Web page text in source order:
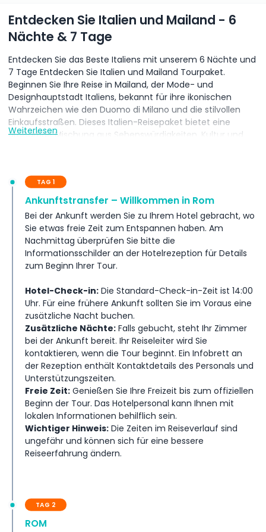
Entdecken Sie Italien und Mailand - 6
Nächte & 7 Tage
Entdecken Sie das Beste Italiens mit unserem 6 Nächte und
7 Tage Entdecken Sie Italien und Mailand Tourpaket.
Beginnen Sie Ihre Reise in Mailand, der Mode- und
Designhauptstadt Italiens, bekannt für ihre ikonischen
Wahrzeichen wie den Duomo di Milano und die stilvollen
Einkaufsstraßen. Dieses Italien-Reisepaket bietet eine
großartige Mischung aus Sehenswürdigkeiten, Kultur und
reiche Geschichte und Kunst, für die Italien berühmt ist.
Vom modernen Charme Mailands bis zur klassischen
Schönheit anderer italienischer Reiseziele ist diese 7-tägige
Italienrundreise perfekt für alle, die die Highlights des Landes
in einer Reise entdecken möchten. Dieses Italien- und
Mailand-Tourpaket ist ideal für Paare, Familien oder
Alleinreisende, die eine ausgewogene Reiseroute und ein
unvergessliches Erlebnis in Italien suchen. Buchen Sie jetzt
und genießen Sie das Beste Italiens in nur 7 Tagen.
Inklusivleistungen
Geschäftsbedingungen
Zahlungsbedingungen
Weiterlesen
TAG 1
Ankunftstransfer – Willkommen in Rom
Bei der Ankunft werden Sie zu Ihrem Hotel gebracht, wo
Sie etwas freie Zeit zum Entspannen haben. Am
Nachmittag überprüfen Sie bitte die
Informationsschilder an der Hotelrezeption für Details
zum Beginn Ihrer Tour.
Hotel-Check-in: Die Standard-Check-in-Zeit ist 14:00
Uhr. Für eine frühere Ankunft sollten Sie im Voraus eine
zusätzliche Nacht buchen.
Zusätzliche Nächte: Falls gebucht, steht Ihr Zimmer
bei der Ankunft bereit. Ihr Reiseleiter wird Sie
kontaktieren, wenn die Tour beginnt. Ein Infobrett an
der Rezeption enthält Kontaktdetails des Personals und
Unterstützungszeiten.
Freie Zeit: Genießen Sie Ihre Freizeit bis zum offiziellen
Beginn der Tour. Das Hotelpersonal kann Ihnen mit
lokalen Informationen behilflich sein.
Wichtiger Hinweis: Die Zeiten im Reiseverlauf sind
ungefähr und können sich für eine bessere
Reiseerfahrung ändern.
TAG 2
ROM